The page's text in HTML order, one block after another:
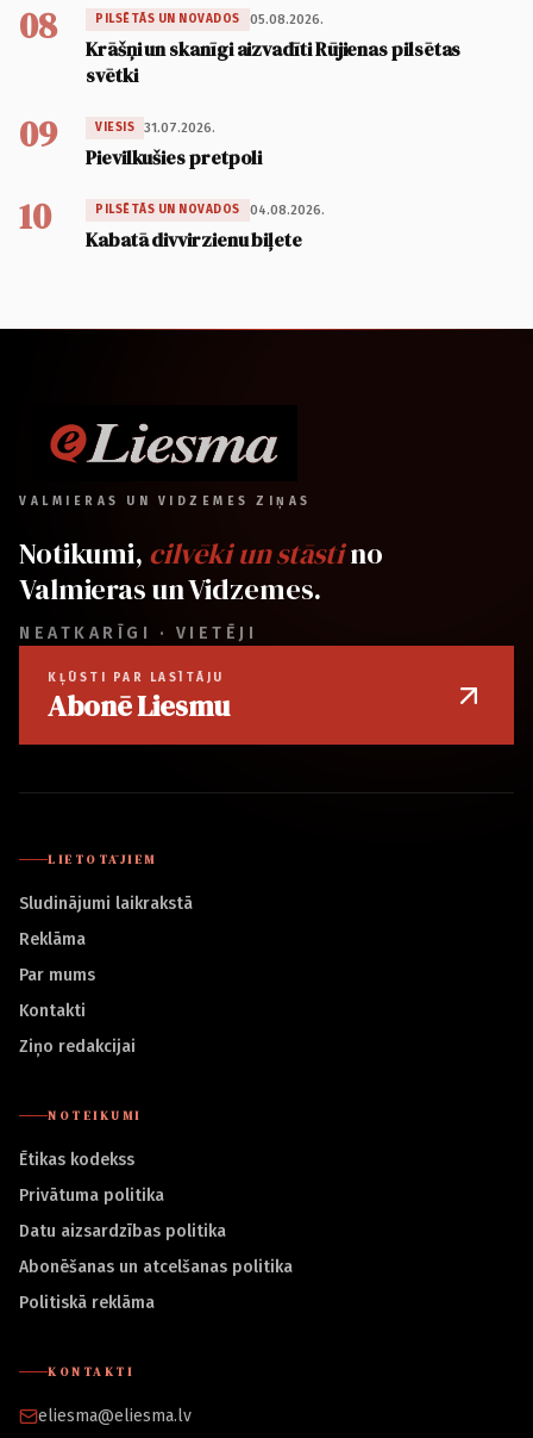
08 PILSĒTĀS UN NOVADOS 05.08.2026.
Krāšņi un skanīgi aizvadīti Rūjienas pilsētas
svētki
09 VIESIS 31.07.2026.
Pievilkušies pretpoli
10 PILSĒTĀS UN NOVADOS 04.08.2026.
Kabatā divvirzienu biļete
VALMIERAS UN VIDZEMES ZIŅAS
Notikumi, cilvēki un stāstino
Valmieras un Vidzemes.
NEATKARĪGI · VIETĒJI
KĻŪSTI PAR LASĪTĀJU
Abonē Liesmu
LIETOTĀJIEM
Sludinājumi laikrakstā
Reklāma
Par mums
Kontakti
Ziņo redakcijai
NOTEIKUMI
Ētikas kodekss
Privātuma politika
Datu aizsardzības politika
Abonēšanas un atcelšanas politika
Politiskā reklāma
KONTAKTI
eliesma@eliesma.lv